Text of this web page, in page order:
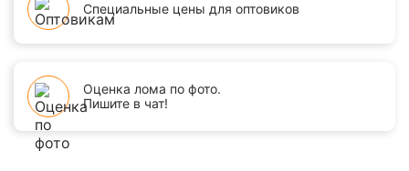
Специальные цены для оптовиков
Оценка лома по фото.
Пишите в чат!